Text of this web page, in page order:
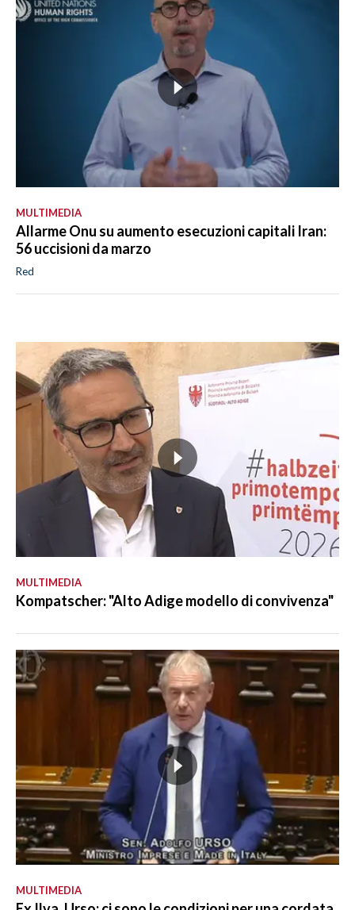
MULTIMEDIA
Allarme Onu su aumento esecuzioni capitali Iran:
56 uccisioni da marzo
Red
MULTIMEDIA
Kompatscher: "Alto Adige modello di convivenza"
MULTIMEDIA